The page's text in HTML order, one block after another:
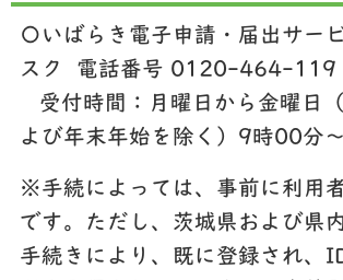
〇いばらき電子申請・届出サー
スク 電話番号 0120-464-119
受付時間：月曜日から金曜日
よび年末年始を除く）9時00分
※手続によっては、事前に利用
です。ただし、茨城県および県
手続きにより、既に登録され、